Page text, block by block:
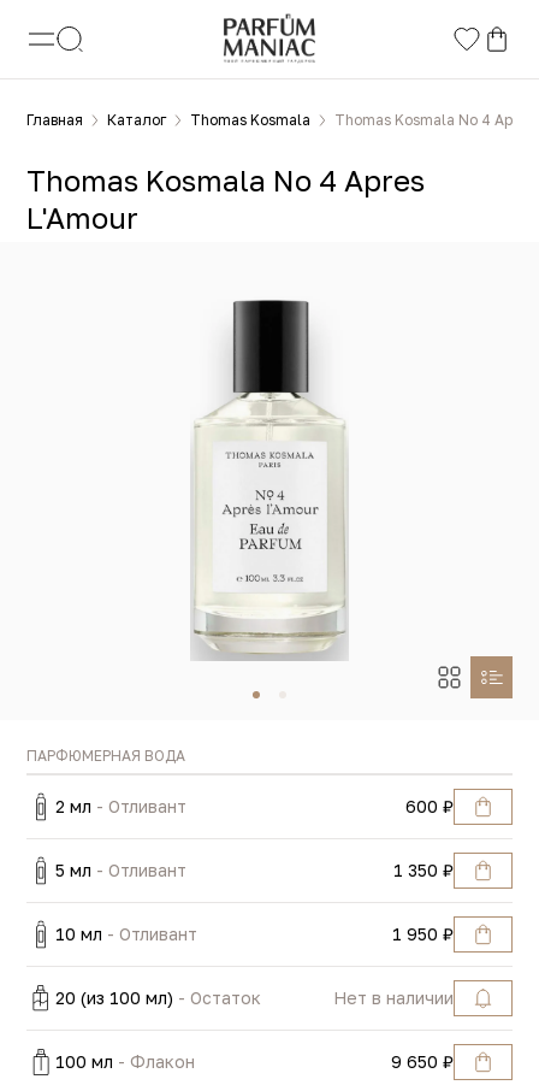
Главная Каталог Thomas Kosmala Thomas Kosmala No 4 Apres
Thomas Kosmala No 4 Apres
L'Amour
ПАРФЮМЕРНАЯ ВОДА
2 мл - Отливант 600 ₽
5 мл - Отливант 1 350 ₽
10 мл - Отливант 1 950 ₽
20 (из 100 мл) - Остаток Нет в наличии
100 мл - Флакон 9 650 ₽